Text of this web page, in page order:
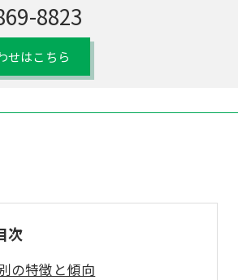
8823
せはこちら
次
の特徴と傾向